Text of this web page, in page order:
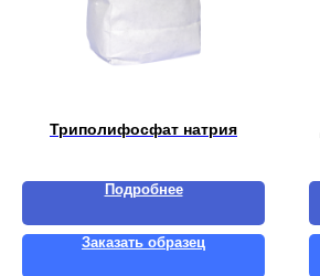
Триполифосфат натрия
Подробнее
Заказать образец